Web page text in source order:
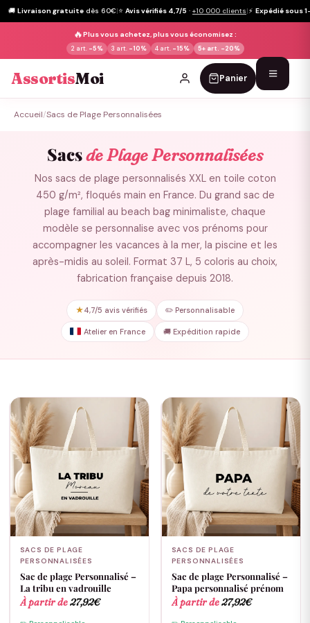
🚚 Livraison gratuite dès 60€|⭐ Avis vérifiés 4,7/5 · +10 000 clients|⚡ Expédié sous
🔥Plus vous achetez, plus vous économisez :
2 art. -5% 3 art. -10% 4 art. -15% 5+ art. -20%
AssortisMoi Panier
Accueil/Sacs de Plage Personnalisées
Sacsde Plage Personnalisées
Nos sacs de plage personnalisés XXL en toile coton
450 g/m², floqués main en France. Du grand sac de
plage familial au beach bag minimaliste, chaque
modèle se personnalise avec vos prénoms pour
accompagner les vacances à la mer, la piscine et les
après-midis au soleil. Format 37 L, 5 coloris au choix,
fabrication française depuis 2018.
★4,7/5 avis vérifiés ✏️ Personnalisable
Atelier en France 🚚 Expédition rapide
SACS DE PLAGE
PERSONNALISÉES
Sac de plage Personnalisé –
La tribu en vadrouille
À partir de27,92€
SACS DE PLAGE
PERSONNALISÉES
Sac de plage Personnalisé –
Papa personnalisé prénom
À partir de27,92€